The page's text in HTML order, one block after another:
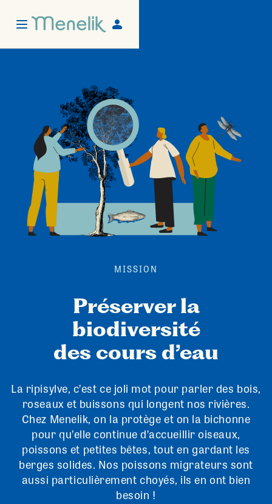
MISSION
Préserver la
biodiversité
des cours d’eau
La ripisylve, c’est ce joli mot pour parler des bois,
roseaux et buissons qui longent nos rivières.
Chez Menelik, on la protège et on la bichonne
pour qu’elle continue d’accueillir oiseaux,
poissons et petites bêtes, tout en gardant les
berges solides. Nos poissons migrateurs sont
aussi particulièrement choyés, ils en ont bien
besoin !